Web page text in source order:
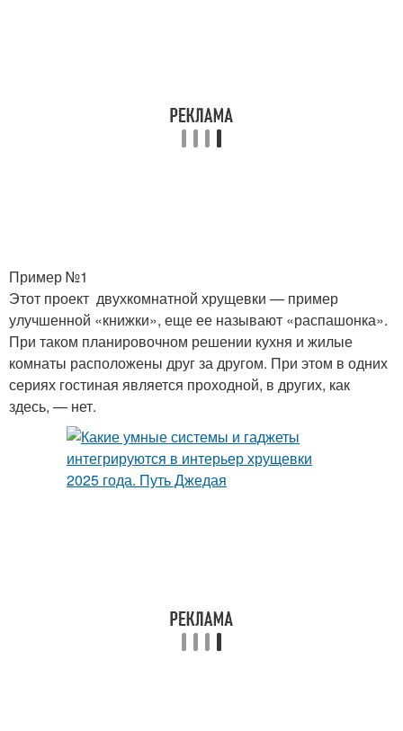
Пример №1
Этот проект двухкомнатной хрущевки — пример
улучшенной «книжки», еще ее называют «распашонка».
При таком планировочном решении кухня и жилые
комнаты расположены друг за другом. При этом в одних
сериях гостиная является проходной, в других, как
здесь, — нет.